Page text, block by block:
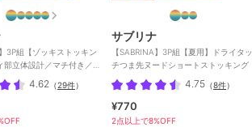
3P組【ゾッキストッキン
部立体設計／マチ付き／
4.62 （29件）
サブリナ
【SABRINA】3P組【夏用】ドライタッ
チつま先ヌードショートストッキング
4.75 （8件）
¥770
2点以上で8%OFF